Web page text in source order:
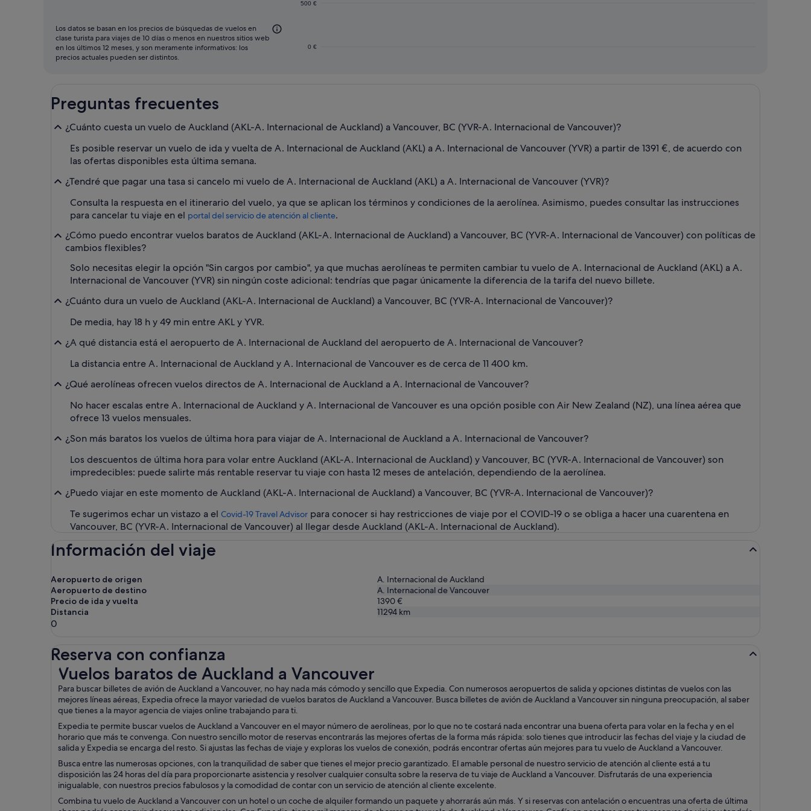
0 €
500 €
Los datos se basan en los precios de búsquedas de vuelos en
clase turista para viajes de 10 días o menos en nuestros sitios web
en los últimos 12 meses, y son meramente informativos: los
precios actuales pueden ser distintos.
Preguntas frecuentes
¿Cuánto cuesta un vuelo de Auckland (AKL-A. Internacional de Auckland) a Vancouver, BC (YVR-A. Internacional de Vancouver)?
Es posible reservar un vuelo de ida y vuelta de A. Internacional de Auckland (AKL) a A. Internacional de Vancouver (YVR) a partir de 1391 €, de acuerdo con
las ofertas disponibles esta última semana.
¿Tendré que pagar una tasa si cancelo mi vuelo de A. Internacional de Auckland (AKL) a A. Internacional de Vancouver (YVR)?
Consulta la respuesta en el itinerario del vuelo, ya que se aplican los términos y condiciones de la aerolínea. Asimismo, puedes consultar las instrucciones
para cancelar tu viaje en el portal del servicio de atención al cliente.
¿Cómo puedo encontrar vuelos baratos de Auckland (AKL-A. Internacional de Auckland) a Vancouver, BC (YVR-A. Internacional de Vancouver) con políticas de
cambios flexibles?
Solo necesitas elegir la opción "Sin cargos por cambio", ya que muchas aerolíneas te permiten cambiar tu vuelo de A. Internacional de Auckland (AKL) a A.
Internacional de Vancouver (YVR) sin ningún coste adicional: tendrías que pagar únicamente la diferencia de la tarifa del nuevo billete.
¿Cuánto dura un vuelo de Auckland (AKL-A. Internacional de Auckland) a Vancouver, BC (YVR-A. Internacional de Vancouver)?
De media, hay 18 h y 49 min entre AKL y YVR.
¿A qué distancia está el aeropuerto de A. Internacional de Auckland del aeropuerto de A. Internacional de Vancouver?
La distancia entre A. Internacional de Auckland y A. Internacional de Vancouver es de cerca de 11 400 km.
¿Qué aerolíneas ofrecen vuelos directos de A. Internacional de Auckland a A. Internacional de Vancouver?
No hacer escalas entre A. Internacional de Auckland y A. Internacional de Vancouver es una opción posible con Air New Zealand (NZ), una línea aérea que
ofrece 13 vuelos mensuales.
¿Son más baratos los vuelos de última hora para viajar de A. Internacional de Auckland a A. Internacional de Vancouver?
Los descuentos de última hora para volar entre Auckland (AKL-A. Internacional de Auckland) y Vancouver, BC (YVR-A. Internacional de Vancouver) son
impredecibles: puede salirte más rentable reservar tu viaje con hasta 12 meses de antelación, dependiendo de la aerolínea.
¿Puedo viajar en este momento de Auckland (AKL-A. Internacional de Auckland) a Vancouver, BC (YVR-A. Internacional de Vancouver)?
Te sugerimos echar un vistazo a el Covid-19 Travel Advisor para conocer si hay restricciones de viaje por el COVID-19 o se obliga a hacer una cuarentena en
Vancouver, BC (YVR-A. Internacional de Vancouver) al llegar desde Auckland (AKL-A. Internacional de Auckland).
Información del viaje
Aeropuerto de origen
A. Internacional de Auckland
Aeropuerto de destino
A. Internacional de Vancouver
Precio de ida y vuelta
1390 €
Distancia
11294 km
0
Reserva con confianza
Vuelos baratos de Auckland a Vancouver
Para buscar billetes de avión de Auckland a Vancouver, no hay nada más cómodo y sencillo que Expedia. Con numerosos aeropuertos de salida y opciones distintas de vuelos con las
mejores líneas aéreas, Expedia ofrece la mayor variedad de vuelos baratos de Auckland a Vancouver. Busca billetes de avión de Auckland a Vancouver sin ninguna preocupación, al saber
que tienes a la mayor agencia de viajes online trabajando para ti.
Expedia te permite buscar vuelos de Auckland a Vancouver en el mayor número de aerolíneas, por lo que no te costará nada encontrar una buena oferta para volar en la fecha y en el
horario que más te convenga. Con nuestro sencillo motor de reservas encontrarás las mejores ofertas de la forma más rápida: solo tienes que introducir las fechas del viaje y la ciudad de
salida y Expedia se encarga del resto. Si ajustas las fechas de viaje y exploras los vuelos de conexión, podrás encontrar ofertas aún mejores para tu vuelo de Auckland a Vancouver.
Busca entre las numerosas opciones, con la tranquilidad de saber que tienes el mejor precio garantizado. El amable personal de nuestro servicio de atención al cliente está a tu
disposición las 24 horas del día para proporcionarte asistencia y resolver cualquier consulta sobre la reserva de tu viaje de Auckland a Vancouver. Disfrutarás de una experiencia
inigualable, con nuestros precios fabulosos y la comodidad de contar con un servicio de atención al cliente excelente.
Combina tu vuelo de Auckland a Vancouver con un hotel o un coche de alquiler formando un paquete y ahorrarás aún más. Y si reservas con antelación o encuentras una oferta de última
Vuelos baratos de Auckland a Vancouver